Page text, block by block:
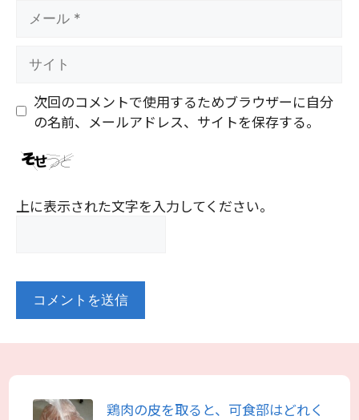
次回のコメントで使用するためブラウザーに自分
の名前、メールアドレス、サイトを保存する。
上に表示された文字を入力してください。
鶏肉の皮を取ると、可食部はどれく